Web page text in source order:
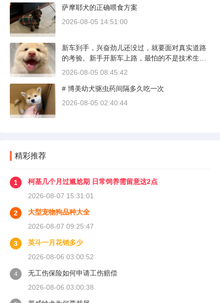
萨摩耶犬的正确喂食方案
2026-08-05 14:51:00
新车到手，兴奋劲儿还没过，就要面对真实道路
的考验。新手开新车上路，最怕的不是技术生
疏，而是对车况和路况的双重陌生。磨合期内，
不超过100公里，这不是老司机的保守，而是活
塞和气缸壁需要时间完成精细贴合。多数车型说
2026-08-05 08:45:42
# 博美幼犬驱虫药间隔多久吃一次
2026-08-05 02:40:44
精彩推荐
1
柯基几个月过尴尬期 日常饲养需留意这2点
2026-08-07 15:31:01
2
大型宠物狗品种大全
2026-08-07 09:25:47
3
英斗一月花销多少
2026-08-06 03:00:52
4
无工伤保险如何申请工伤赔偿
2026-08-06 03:00:38